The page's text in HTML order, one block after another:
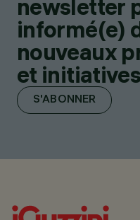
newsletter
informé(e)
nouveaux
et
S'ABONNER